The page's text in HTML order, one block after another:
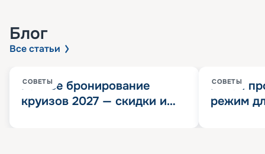
Блог
Все статьи
СОВЕТЫ
Раннее бронирование
круизов 2027 — скидки и
СОВЕТЫ
Китай
режим